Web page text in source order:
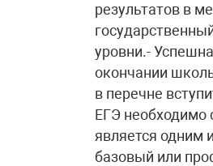
результатов в
уровни.-
окончании
в перечне
ЕГЭ необходимо
является одним
базовый или